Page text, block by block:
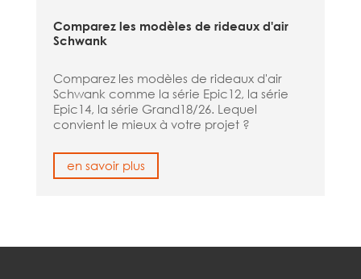
Comparez les modèles de rideaux d'air
Schwank
Comparez les modèles de rideaux d'air
Schwank comme la série Epic12, la série
Epic14, la série Grand18/26. Lequel
convient le mieux à votre projet ?
en savoir plus